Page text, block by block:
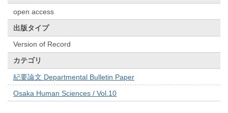
open access
出版タイプ
Version of Record
カテゴリ
紀要論文 Departmental Bulletin Paper
Osaka Human Sciences / Vol.10